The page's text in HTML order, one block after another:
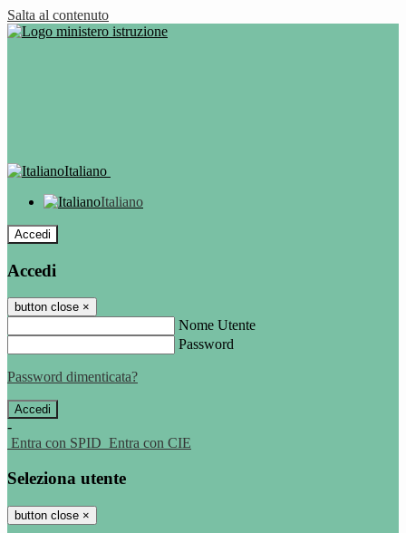
Salta al contenuto
Italiano
Italiano
Accedi
Accedi
button close ×
Nome Utente
Password
Password dimenticata?
-
Entra con SPID Entra con CIE
Seleziona utente
button close ×